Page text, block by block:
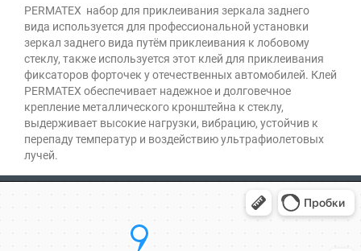
PERMATEX набор для приклеивания зеркала заднего
вида используется для профессиональной установки
зеркал заднего вида путём приклеивания к лобовому
стеклу, также используется этот клей для приклеивания
фиксаторов форточек у отечественных автомобилей. Клей
PERMATEX обеспечивает надежное и долговечное
крепление металлического кронштейна к стеклу,
выдерживает высокие нагрузки, вибрацию, устойчив к
перепаду температур и воздействию ультрафиолетовых
лучей.